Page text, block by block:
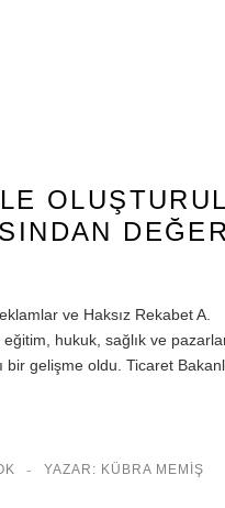
ve Haksız Rekabet
hukuk, sağlık ve
bir gelişme oldu. Ticaret
YAZAR: KÜBRA MEMIŞ